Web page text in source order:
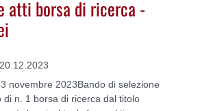
atti borsa di ricerca -
novembre 2023Bando di selezione
di n. 1 borsa di ricerca dal titolo